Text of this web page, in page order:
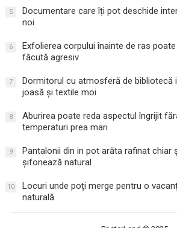
5
Documentare care îți pot deschide
noi
6
Exfolierea corpului înainte de ras
făcută agresiv
7
Dormitorul cu atmosferă de bibliotecă
joasă și textile moi
8
Aburirea poate reda aspectul îngrijit
temperaturi prea mari
9
Pantalonii din in pot arăta rafinat chiar
șifonează natural
10
Locuri unde poți merge pentru o
naturală